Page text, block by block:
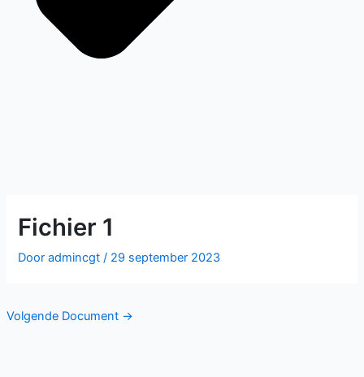
Fichier 1
Dooradmincgt / 29 september 2023
Volgende Document →